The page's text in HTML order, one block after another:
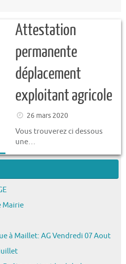
Attestation
permanente
déplacement
exploitant agricole
26 mars 2020
Vous trouverez ci dessous
une…
Mairie
à Maillet: AG Vendredi 07 Aout